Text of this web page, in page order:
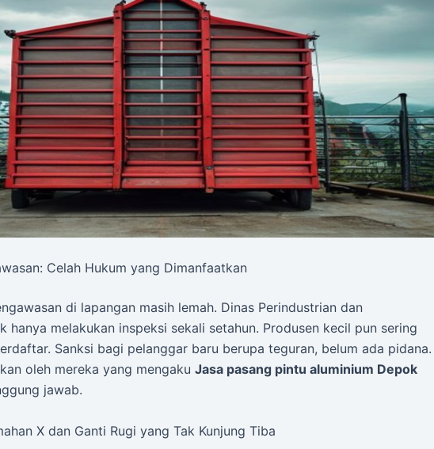
Celah Hukum yang Dimanfaatkan
di lapangan masih lemah. Dinas Perindustrian dan
hanya melakukan inspeksi sekali setahun. Produsen kecil pun sering
Sanksi bagi pelanggar baru berupa teguran, belum ada pidana.
oleh mereka yang mengaku Jasa pasang pintu aluminium Depok
jawab.
X dan Ganti Rugi yang Tak Kunjung Tiba